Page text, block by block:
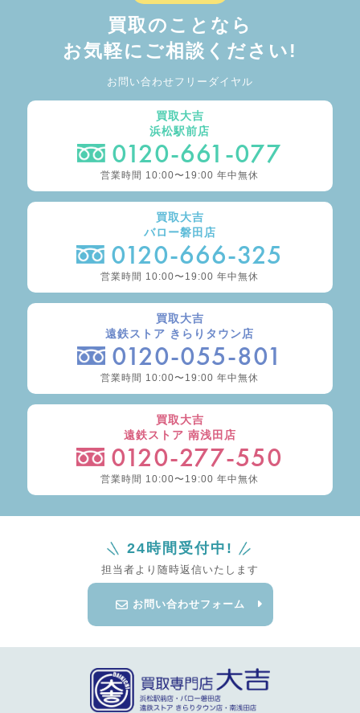
買取のことなら
お気軽にご相談ください!
お問い合わせフリーダイヤル
買取大吉
浜松駅前店
0120-661-077
営業時間 10:00〜19:00 年中無休
買取大吉
バロー磐田店
0120-666-325
営業時間 10:00〜19:00 年中無休
買取大吉
遠鉄ストア きらりタウン店
0120-055-801
営業時間 10:00〜19:00 年中無休
買取大吉
遠鉄ストア 南浅田店
0120-277-550
営業時間 10:00〜19:00 年中無休
24時間受付中!
担当者より随時返信いたします
お問い合わせフォーム